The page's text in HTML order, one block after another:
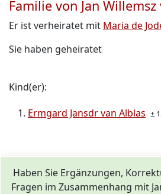
Familie von Jan
Er ist verheiratet mit Maria de
Sie haben geheiratet
Kind(er):
Ermgard Jansdr van Alblas ±
Haben Sie Ergänzungen,
Fragen im Zusammenhang mit